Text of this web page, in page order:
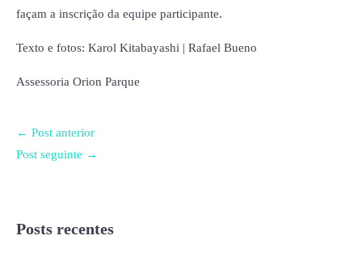
façam a inscrição da equipe participante.
Texto e fotos: Karol Kitabayashi | Rafael Bueno
Assessoria Orion Parque
← Post anterior
Post seguinte →
Posts recentes